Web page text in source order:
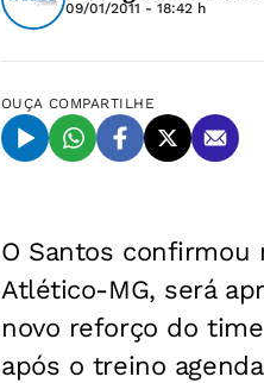
09/01/2011 - 18:42 h
OUÇA COMPARTILHE
O Santos confirmou
Atlético-MG, será
novo reforço do
após o treino